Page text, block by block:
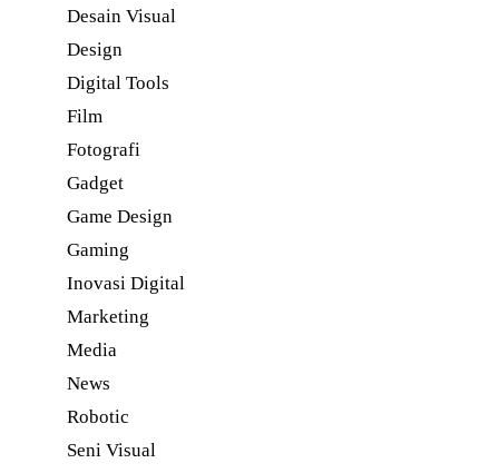
Desain Visual
Design
Digital Tools
Film
Fotografi
Gadget
Game Design
Gaming
Inovasi Digital
Marketing
Media
News
Robotic
Seni Visual